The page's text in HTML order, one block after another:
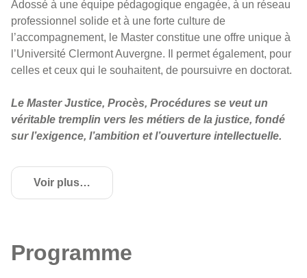
Adossé à une équipe pédagogique engagée, à un réseau
professionnel solide et à une forte culture de
l’accompagnement, le Master constitue une offre unique à
l’Université Clermont Auvergne. Il permet également, pour
celles et ceux qui le souhaitent, de poursuivre en doctorat.
Le Master Justice, Procès, Procédures se veut un
véritable tremplin vers les métiers de la justice, fondé
sur l’exigence, l’ambition et l’ouverture intellectuelle.
Voir plus
de détails
Programme